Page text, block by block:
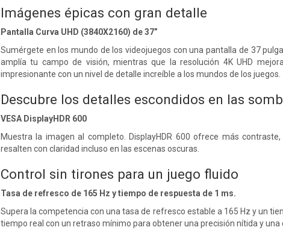
Imágenes épicas con gran detalle
Pantalla Curva UHD (3840X2160) de 37”
Sumérgete en los mundo de los videojuegos con una pantalla de 37
amplía tu campo de visión, mientras que la resolución 4K UHD
impresionante con un nivel de detalle increíble a los mundos de los juegos.
Descubre los detalles escondidos en las
VESA DisplayHDR 600
Muestra la imagen al completo. DisplayHDR 600 ofrece más
resalten con claridad incluso en las escenas oscuras.
Control sin tirones para un juego fluido
Tasa de refresco de 165 Hz y tiempo de respuesta de 1 ms.
Supera la competencia con una tasa de refresco estable a 165 Hz y un
tiempo real con un retraso mínimo para obtener una precisión nítida y